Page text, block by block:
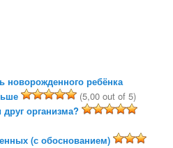
новорожденного ребёнка
(5,00 out of 5)
организма?
(с обоснованием)